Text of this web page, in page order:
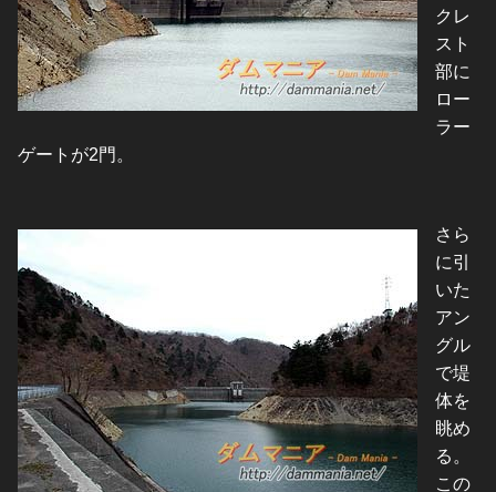
クレ
スト
部に
ロー
ラー
ゲートが2門。
さら
に引
いた
アン
グル
で堤
体を
眺め
る。
この